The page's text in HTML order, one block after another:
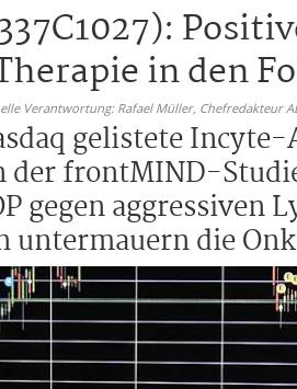
in den
Verantwortung: Rafael Müller, Chefredakteur
gelistete
frontMIND-
gegen
untermauern die